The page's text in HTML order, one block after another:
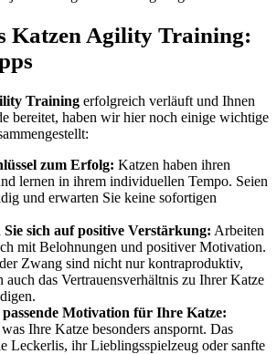
Katzen Agility Training:
Training erfolgreich verläuft und Ihnen
bereitet, haben wir hier noch einige wichtige
zum Erfolg: Katzen haben ihren
lernen in ihrem individuellen Tempo. Seien
und erwarten Sie keine sofortigen
sich auf positive Verstärkung: Arbeiten
mit Belohnungen und positiver Motivation.
Zwang sind nicht nur kontraproduktiv,
auch das Vertrauensverhältnis zu Ihrer Katze
passende Motivation für Ihre Katze:
Ihre Katze besonders anspornt. Das
Leckerlis, ihr Lieblingsspielzeug oder sanfte